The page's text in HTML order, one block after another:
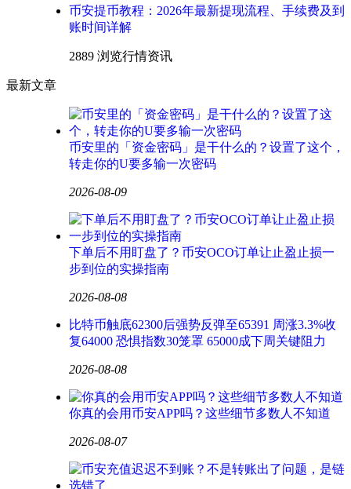
币安提币教程：2026年最新提现流程、手续费及到
账时间详解
2889 浏览行情资讯
最新文章
币安里的「资金密码」是干什么的？设置了这个，
转走你的U要多输一次密码
2026-08-09
下单后不用盯盘了？币安OCO订单让止盈止损一
步到位的实操指南
2026-08-08
比特币触底62300后强势反弹至65391 周涨3.3%收
复64000 恐惧指数30笼罩 65000成下周关键阻力
2026-08-08
你真的会用币安APP吗？这些细节多数人不知道
2026-08-07